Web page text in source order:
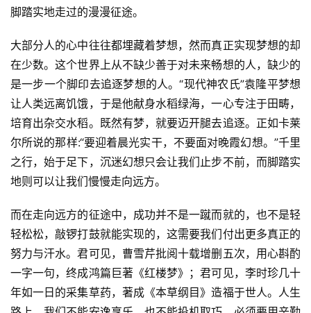
脚踏实地走过的漫漫征途。
大部分人的心中往往都埋藏着梦想，然而真正实现梦想的却
在少数。这个世界上从不缺少善于对未来畅想的人，缺少的
是一步一个脚印去追逐梦想的人。“现代神农氏”袁隆平梦想
让人类远离饥饿，于是他献身水稻绿海，一心专注于田畴，
培育出杂交水稻。既然有梦，就要迈开腿去追逐。正如卡莱
尔所说的那样:“要迎着晨光实干，不要面对晚霞幻想。”千里
之行，始于足下，沉迷幻想只会让我们止步不前，而脚踏实
地则可以让我们慢慢走向远方。
而在走向远方的征途中，成功并不是一蹴而就的，也不是轻
轻松松，敲锣打鼓就能实现的，这需要我们付出更多真正的
努力与汗水。君可见，曹雪芹批阅十载增删五次，用心斟酌
一字一句，终成鸿篇巨著《红楼梦》；君可见，李时珍几十
年如一日的采集草药，著成《本草纲目》造福于世人。人生